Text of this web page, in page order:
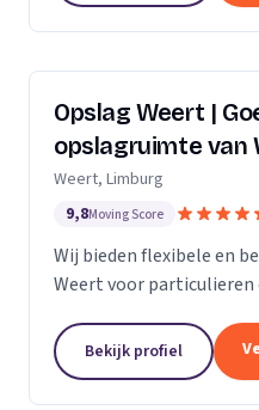
Opslag Weert |
opslagruimte van
Weert, Limburg
9,8Moving Score
Wij bieden flexibele en
Weert voor particulieren
Bekijk profiel